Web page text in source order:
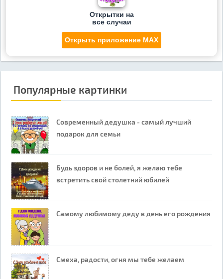
Открытки на
все случаи
Открыть приложение MAX
Популярные картинки
Современный дедушка - самый лучший
подарок для семьи
Будь здоров и не болей, я желаю тебе
встретить свой столетний юбилей
Самому любимому деду в день его рождения
Смеха, радости, огня мы тебе желаем